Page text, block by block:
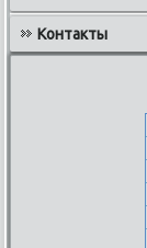
Контакты